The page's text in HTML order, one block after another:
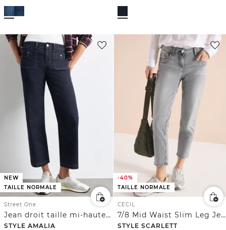
NEW
TAILLE NORMALE
Street One
Jean droit taille mi-haute à coupe décontractée
STYLE AMALIA
-40%
TAILLE NORMALE
CECIL
7/8 Mid Waist Slim Leg Jeans dans un Casual Fit
STYLE SCARLETT